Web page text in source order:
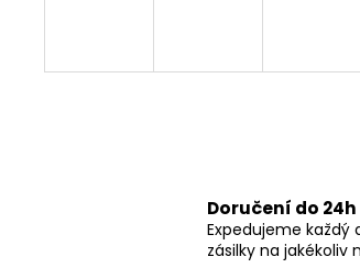
Doručení do 24h
Expedujeme každý
zásilky na jakékoliv